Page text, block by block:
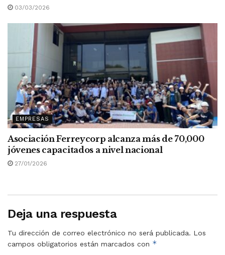
03/03/2026
EMPRESAS
Asociación Ferreycorp alcanza más de 70,000
jóvenes capacitados a nivel nacional
27/01/2026
Deja una respuesta
Tu dirección de correo electrónico no será publicada. Los
campos obligatorios están marcados con *